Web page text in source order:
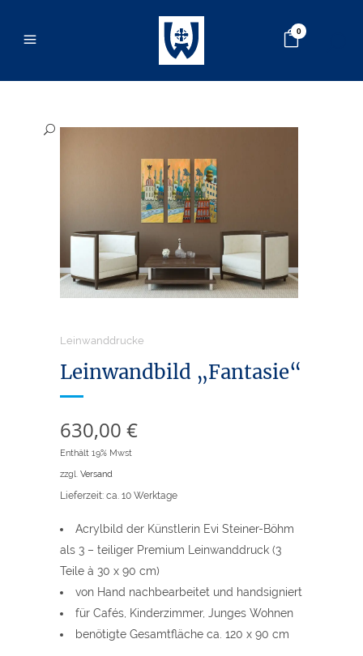
0
Leinwanddrucke
Leinwandbild „Fantasie“
630,00 €
Enthält 19% Mwst
zzgl. Versand
Lieferzeit: ca. 10 Werktage
Acrylbild der Künstlerin Evi Steiner-Böhm
als 3 – teiliger Premium Leinwanddruck (3
Teile à 30 x 90 cm)
von Hand nachbearbeitet und handsigniert
für Cafés, Kinderzimmer, Junges Wohnen
benötigte Gesamtfläche ca. 120 x 90 cm